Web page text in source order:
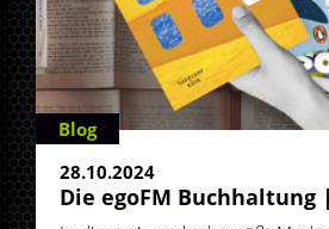
Blog
28.10.2024
Die egoFM Buchhaltung